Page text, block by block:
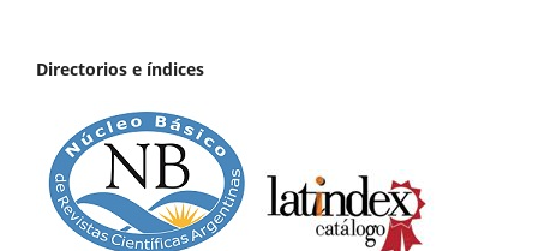
Directorios e índices